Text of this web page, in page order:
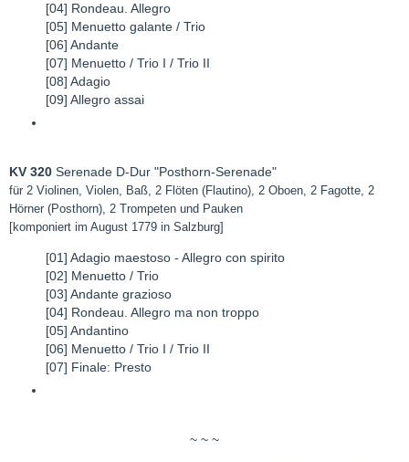
[04] Rondeau. Allegro
[05] Menuetto galante / Trio
[06] Andante
[07] Menuetto / Trio I / Trio II
[08] Adagio
[09] Allegro assai
KV 320 Serenade D-Dur "Posthorn-Serenade"
für 2 Violinen, Violen, Baß, 2 Flöten (Flautino), 2 Oboen, 2 Fagotte, 2
Hörner (Posthorn), 2 Trompeten und Pauken
[komponiert im August 1779 in Salzburg]
[01] Adagio maestoso - Allegro con spirito
[02] Menuetto / Trio
[03] Andante grazioso
[04] Rondeau. Allegro ma non troppo
[05] Andantino
[06] Menuetto / Trio I / Trio II
[07] Finale: Presto
~ ~ ~